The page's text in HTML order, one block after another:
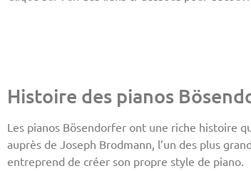
Histoire des pianos
Les pianos Bösendorfer ont une riche histoire
auprès de Joseph Brodmann, l’un des plus
entreprend de créer son propre style de piano.